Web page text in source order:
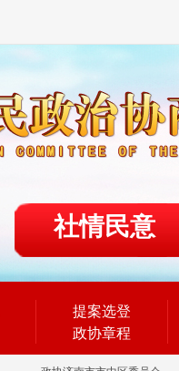
社情民意
提案选登
政协章程